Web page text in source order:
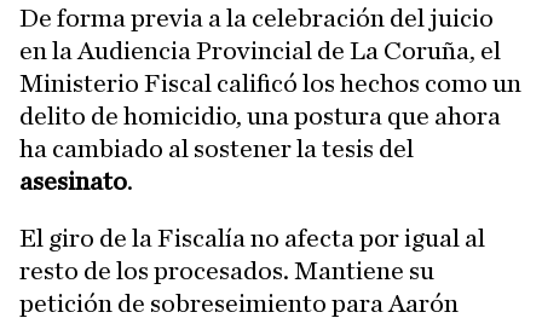
De forma previa a la celebración del juicio
en la Audiencia Provincial de La Coruña, el
Ministerio Fiscal calificó los hechos como un
delito de homicidio, una postura que ahora
ha cambiado al sostener la tesis del
asesinato.
El giro de la Fiscalía no afecta por igual al
resto de los procesados. Mantiene su
petición de sobreseimiento para Aarón